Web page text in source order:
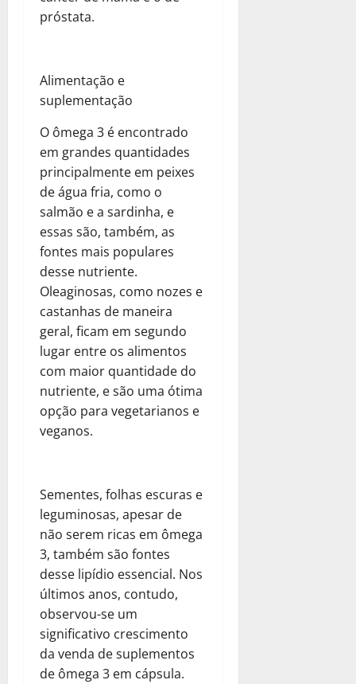
próstata.
Alimentação e
suplementação
O ômega 3 é encontrado
em grandes quantidades
principalmente em peixes
de água fria, como o
salmão e a sardinha, e
essas são, também, as
fontes mais populares
desse nutriente.
Oleaginosas, como nozes e
castanhas de maneira
geral, ficam em segundo
lugar entre os alimentos
com maior quantidade do
nutriente, e são uma ótima
opção para vegetarianos e
veganos.
Sementes, folhas escuras e
leguminosas, apesar de
não serem ricas em ômega
3, também são fontes
desse lipídio essencial. Nos
últimos anos, contudo,
observou-se um
significativo crescimento
da venda de suplementos
de ômega 3 em cápsula.